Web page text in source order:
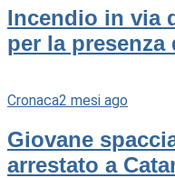
Incendio in via
per la
Cronaca2 mesi ago
Giovane
arrestato a